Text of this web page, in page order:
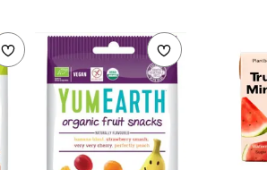
Добавить в список желаемогоДобавить в